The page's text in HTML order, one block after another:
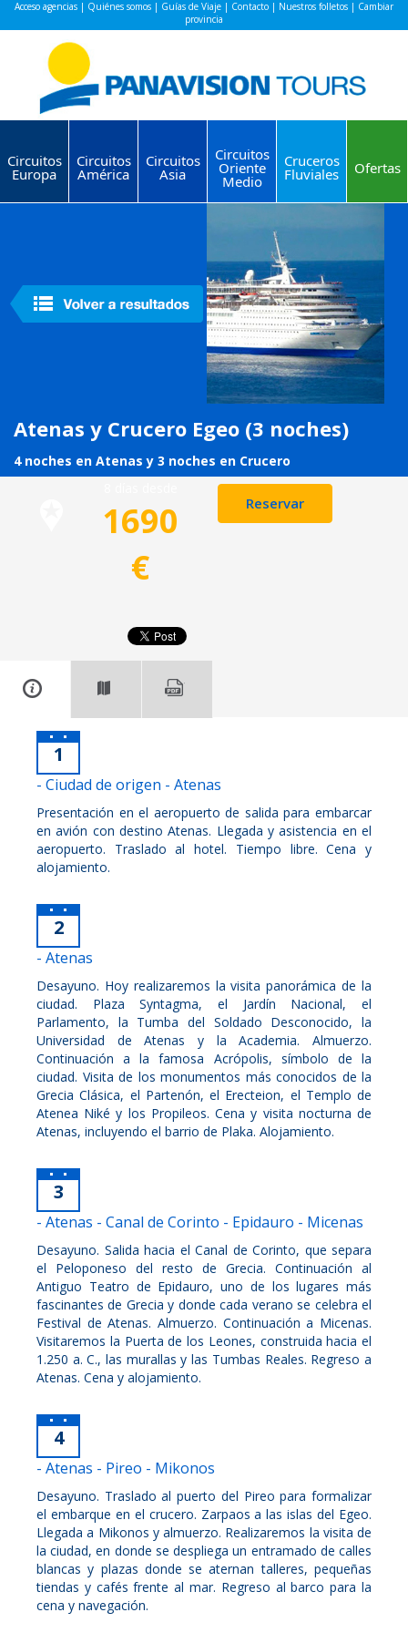
Acceso agencias | Quiénes somos | Guías de Viaje | Contacto | Nuestros folletos | Cambiar
provincia
Circuitos
Europa
Circuitos
América
Circuitos
Asia
Circuitos
Oriente
Medio
Cruceros
Fluviales Ofertas
Atenas y Crucero Egeo (3 noches)
4 noches en Atenas y 3 noches en Crucero
1690
€
Reservar
1
- Ciudad de origen - Atenas
Presentación en el aeropuerto de salida para embarcar
en avión con destino Atenas. Llegada y asistencia en el
aeropuerto. Traslado al hotel. Tiempo libre. Cena y
alojamiento.
2
- Atenas
Desayuno. Hoy realizaremos la visita panorámica de la
ciudad. Plaza Syntagma, el Jardín Nacional, el
Parlamento, la Tumba del Soldado Desconocido, la
Universidad de Atenas y la Academia. Almuerzo.
Continuación a la famosa Acrópolis, símbolo de la
ciudad. Visita de los monumentos más conocidos de la
Grecia Clásica, el Partenón, el Erecteion, el Templo de
Atenea Niké y los Propileos. Cena y visita nocturna de
Atenas, incluyendo el barrio de Plaka. Alojamiento.
3
- Atenas - Canal de Corinto - Epidauro - Micenas
Desayuno. Salida hacia el Canal de Corinto, que separa
el Peloponeso del resto de Grecia. Continuación al
Antiguo Teatro de Epidauro, uno de los lugares más
fascinantes de Grecia y donde cada verano se celebra el
Festival de Atenas. Almuerzo. Continuación a Micenas.
Visitaremos la Puerta de los Leones, construida hacia el
1.250 a. C., las murallas y las Tumbas Reales. Regreso a
Atenas. Cena y alojamiento.
4
- Atenas - Pireo - Mikonos
Desayuno. Traslado al puerto del Pireo para formalizar
el embarque en el crucero. Zarpaos a las islas del Egeo.
Llegada a Mikonos y almuerzo. Realizaremos la visita de
la ciudad, en donde se despliega un entramado de calles
blancas y plazas donde se aternan talleres, pequeñas
tiendas y cafés frente al mar. Regreso al barco para la
cena y navegación.